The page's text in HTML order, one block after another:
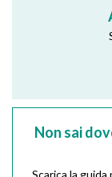
Non sai
Scarica la